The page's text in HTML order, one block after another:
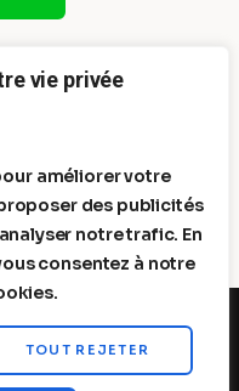
vie privée
améliorer votre
des publicités
notre trafic. En
consentez à notre
TOUT REJETER